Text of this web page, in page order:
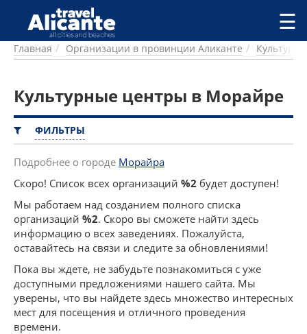
Перейти к основному содержанию
ГОРОДА
ПИТАНИЕ
ПРОЖИВАНИЕ
ПЛЯЖИ
ДОСТОПРИМЕЧАТЕЛЬНОСТИ
КЕМПИНГ
КОМАРКИ (РАЙОНЫ)
РЕЦЕПТЫ
ПРЕДЛОЖЕНИЯ
СТАТЬИ
УСЛУГИ
☰
Главная Организации в провинции Аликанте
Культурные центры в Морайре
ФИЛЬТРЫ
Подробнее о городе Морайра
Скоро! Список всех организаций %2 будет доступен!
Мы работаем над созданием полного списка
организаций %2. Скоро вы сможете найти здесь
информацию о всех заведениях. Пожалуйста,
оставайтесь на связи и следите за обновлениями!
Пока вы ждете, не забудьте познакомиться с уже
доступными предложениями нашего сайта. Мы
уверены, что вы найдете здесь множество интересных
мест для посещения и отличного проведения
времени.